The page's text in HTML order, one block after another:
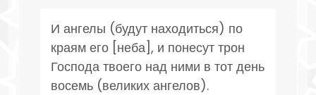
И ангелы (будут находиться) по
краям его [неба], и понесут трон
Господа твоего над ними в тот день
восемь (великих ангелов).